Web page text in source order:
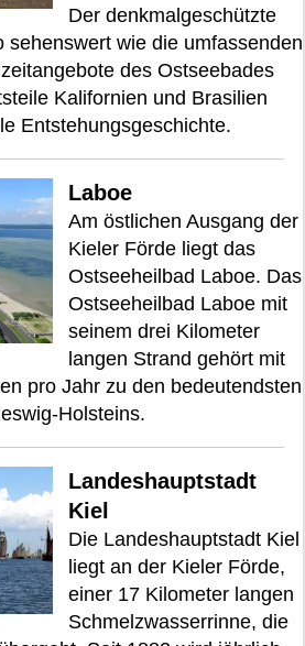
Der denkmalgeschützte
sehenswert wie die umfassenden
des Ostseebades
Kalifornien und Brasilien
Entstehungsgeschichte.
Laboe
Am östlichen Ausgang der
Kieler Förde liegt das
Ostseeheilbad Laboe. Das
Ostseeheilbad Laboe mit
seinem drei Kilometer
langen Strand gehört mit
pro Jahr zu den bedeutendsten
Holsteins.
Landeshauptstadt
Kiel
Die Landeshauptstadt Kiel
liegt an der Kieler Förde,
einer 17 Kilometer langen
Schmelzwasserrinne, die